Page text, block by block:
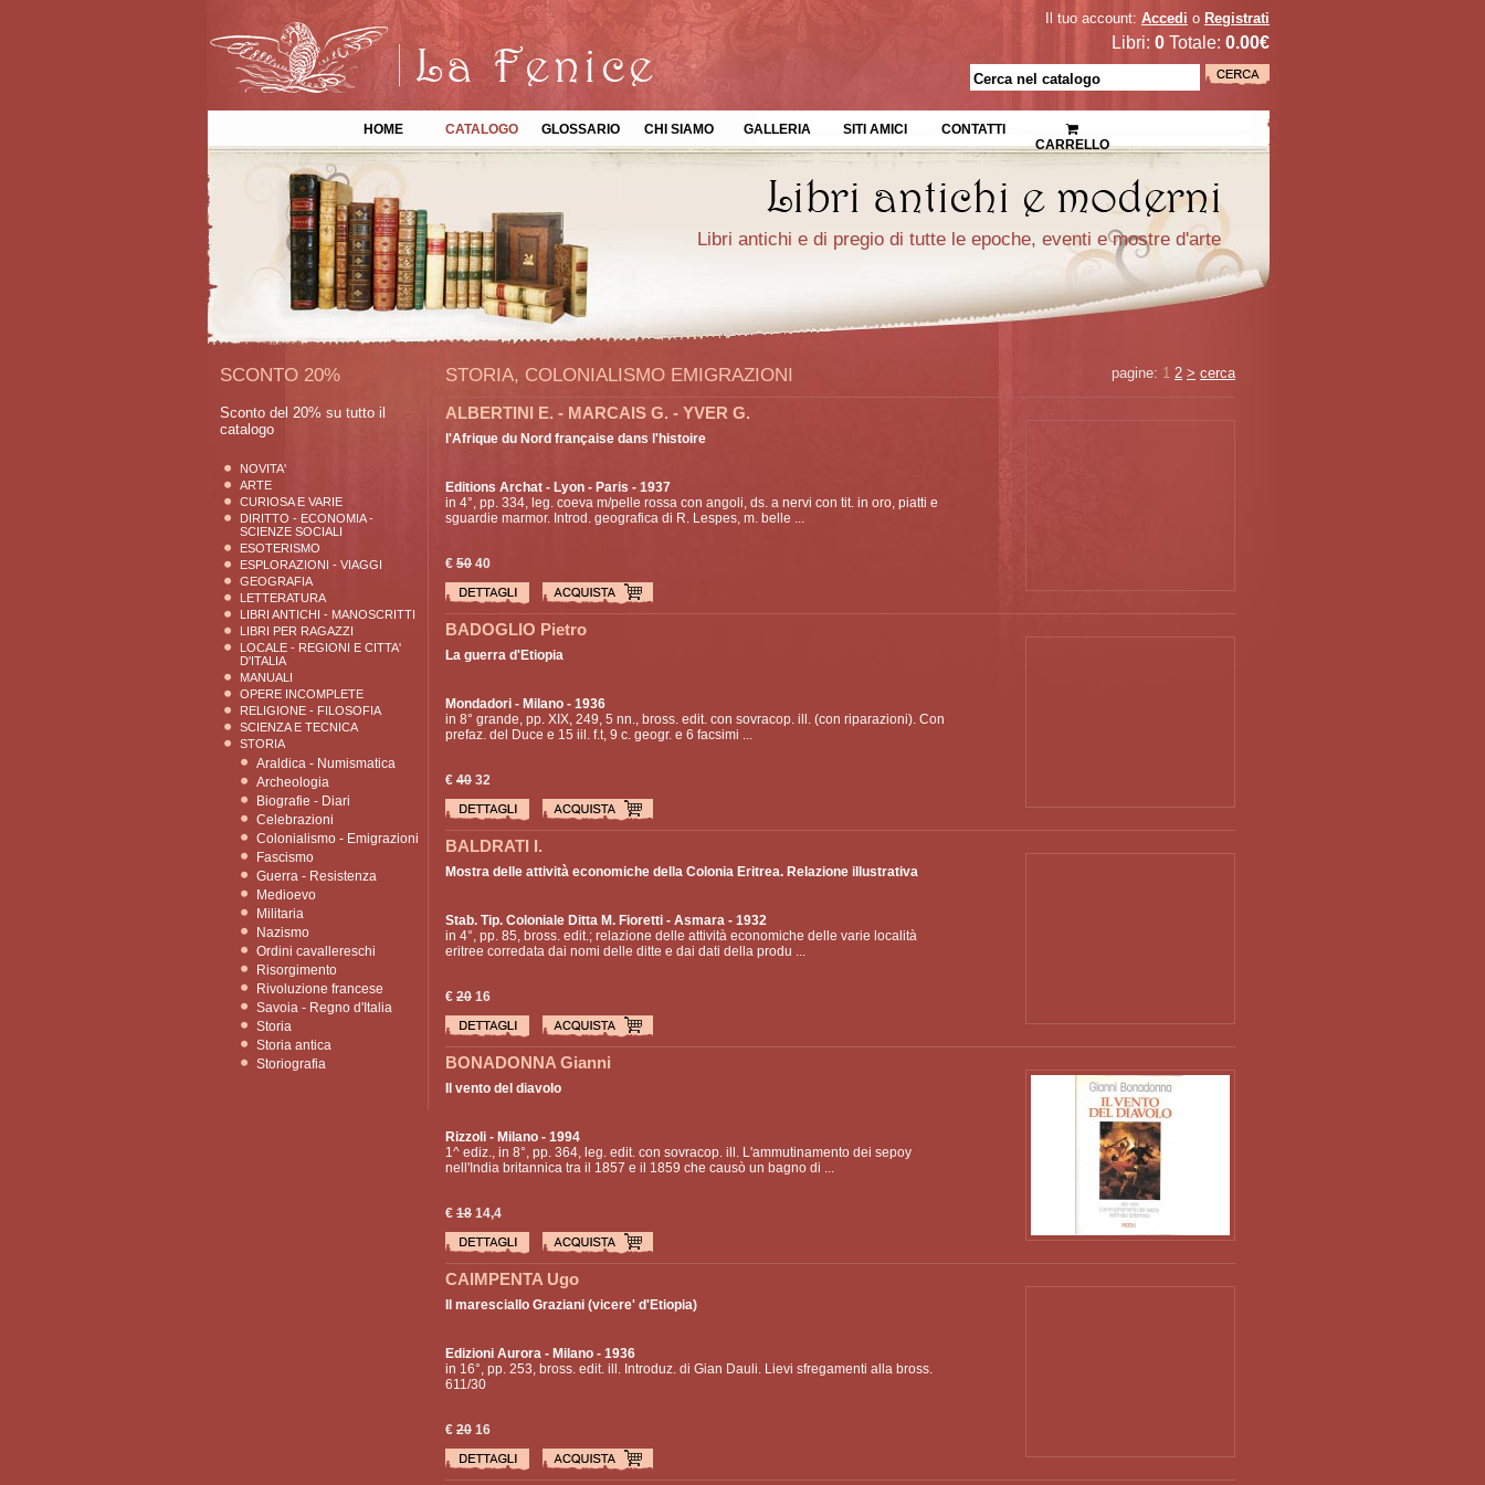
Il tuo account: Accedi o Registrati
Libri: 0 Totale: 0.00€
HOME CATALOGO GLOSSARIO CHI SIAMO GALLERIA SITI AMICI
CONTATTI
CARRELLO
Libri antichi e di pregio di tutte le epoche, eventi e mostre d'arte
SCONTO 20%
Sconto del 20% su tutto il
catalogo
NOVITA'
ARTE
CURIOSA E VARIE
DIRITTO - ECONOMIA -
SCIENZE SOCIALI
ESOTERISMO
ESPLORAZIONI - VIAGGI
GEOGRAFIA
LETTERATURA
LIBRI ANTICHI - MANOSCRITTI
LIBRI PER RAGAZZI
LOCALE - REGIONI E CITTA'
D'ITALIA
MANUALI
OPERE INCOMPLETE
RELIGIONE - FILOSOFIA
SCIENZA E TECNICA
STORIA
Araldica - Numismatica
Archeologia
Biografie - Diari
Celebrazioni
Colonialismo - Emigrazioni
Fascismo
Guerra - Resistenza
Medioevo
Militaria
Nazismo
Ordini cavallereschi
Risorgimento
Rivoluzione francese
Savoia - Regno d'Italia
Storia
Storia antica
Storiografia
pagine: 1 2 > cerca
STORIA, COLONIALISMO EMIGRAZIONI
ALBERTINI E. - MARCAIS G. - YVER G.
l'Afrique du Nord française dans l'histoire
Editions Archat - Lyon - Paris - 1937
in 4°, pp. 334, leg. coeva m/pelle rossa con angoli, ds. a nervi con tit. in oro, piatti e
sguardie marmor. Introd. geografica di R. Lespes, m. belle ...
€ 50 40
BADOGLIO Pietro
La guerra d'Etiopia
Mondadori - Milano - 1936
in 8° grande, pp. XIX, 249, 5 nn., bross. edit. con sovracop. ill. (con riparazioni). Con
prefaz. del Duce e 15 iil. f.t, 9 c. geogr. e 6 facsimi ...
€ 40 32
BALDRATI I.
Mostra delle attività economiche della Colonia Eritrea. Relazione illustrativa
Stab. Tip. Coloniale Ditta M. Fioretti - Asmara - 1932
in 4°, pp. 85, bross. edit.; relazione delle attività economiche delle varie località
eritree corredata dai nomi delle ditte e dai dati della produ ...
€ 20 16
BONADONNA Gianni
Il vento del diavolo
Rizzoli - Milano - 1994
1^ ediz., in 8°, pp. 364, leg. edit. con sovracop. ill. L'ammutinamento dei sepoy
nell'India britannica tra il 1857 e il 1859 che causò un bagno di ...
€ 18 14,4
CAIMPENTA Ugo
Il maresciallo Graziani (vicere' d'Etiopia)
Edizioni Aurora - Milano - 1936
in 16°, pp. 253, bross. edit. ill. Introduz. di Gian Dauli. Lievi sfregamenti alla bross.
611/30
€ 20 16